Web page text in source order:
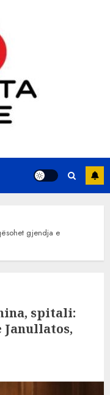
gjendja e
spitali:
Janullatos,